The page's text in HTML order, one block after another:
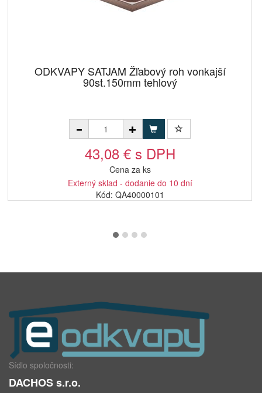
ODKVAPY SATJAM Žľabový roh vonkajší
90st.150mm tehlový
43,08 € s DPH
Cena za ks
Externý sklad - dodanie do 10 dní
Kód: QA40000101
Sídlo spoločnosti:
DACHOS s.r.o.